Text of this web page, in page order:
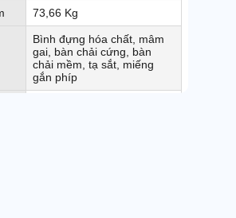
73,66 Kg
Bình đựng hóa chất, mâm
gai, bàn chải cứng, bàn
chải mềm, tạ sắt, miếng
gắn phíp